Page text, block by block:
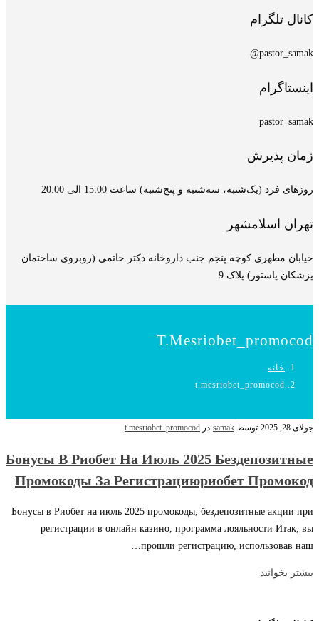
کانال تلگرام
pastor_samak@
اینستاگرام
pastor_samak
زمان پذیرش
روزهای فرد (یک‌شنبه، سه‌شنبه و پنج‌شنبه) ساعت 15:00 الی 20:00
تهران اسلامشهر
خیابان مطهری کوچه پنجم جنب داروخانه دکتر حاتمی (روبروی ساختمان
پزشکان پاستور) پلاک 9
T.mesriobet_promocod
خانه
t.mesriobet_promocod
جولای 28, 2025 توسط samak در t.mesriobet_promocod
Бонусы В Риобет На Июль 2025 Бездепозитные
Промокоды За Регистрациюриобет Промокод
Бонусы в Риобет на июль 2025 промокоды, бездепозитные акции при
регистрации в онлайн казино, программа лояльности Итак, вы
прошли регистрацию, использовав наш…
بیشتر بخوانید